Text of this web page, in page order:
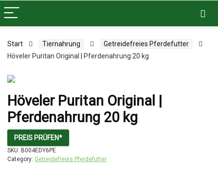
Start Tiernahrung
Getreidefreies Pferdefutter
Höveler Puritan Original | Pferdenahrung 20 kg
Höveler Puritan Original |
Pferdenahrung 20 kg
PREIS PRÜFEN*
SKU: B004EDY6PE
Category: Getreidefreies Pferdefutter